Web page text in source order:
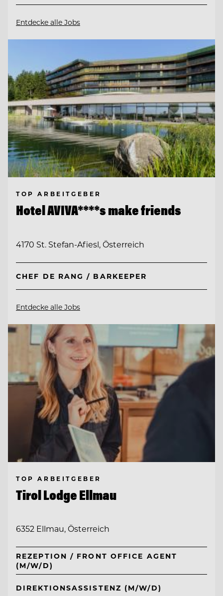
Entdecke alle Jobs
TOP ARBEITGEBER
Hotel AVIVA****s make friends
4170 St. Stefan-Afiesl, Österreich
CHEF DE RANG / BARKEEPER
Entdecke alle Jobs
TOP ARBEITGEBER
Tirol Lodge Ellmau
6352 Ellmau, Österreich
REZEPTION / FRONT OFFICE AGENT
(M/W/D)
DIREKTIONSASSISTENZ (M/W/D)